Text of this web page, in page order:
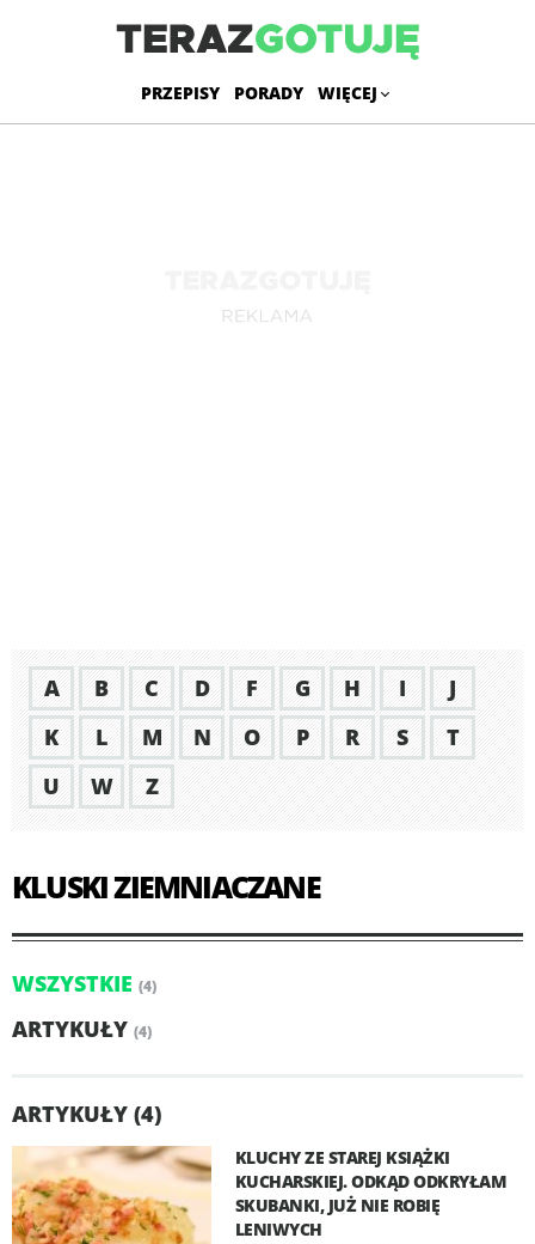
PRZEPISY PORADY WIĘCEJ
A B C D F G H I
J
K
L M N O P R S
T
U
W Z
KLUSKI ZIEMNIACZANE
WSZYSTKIE (4)
ARTYKUŁY (4)
ARTYKUŁY (4)
KLUCHY ZE STAREJ KSIĄŻKI
KUCHARSKIEJ. ODKĄD ODKRYŁAM
SKUBANKI, JUŻ NIE ROBIĘ
LENIWYCH